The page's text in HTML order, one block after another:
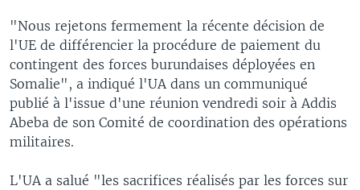
"Nous rejetons fermement la récente décision de
l'UE de différencier la procédure de paiement du
contingent des forces burundaises déployées en
Somalie", a indiqué l'UA dans un communiqué
publié à l'issue d'une réunion vendredi soir à Addis
Abeba de son Comité de coordination des opérations
militaires.
L'UA a salué "les sacrifices réalisés par les forces sur